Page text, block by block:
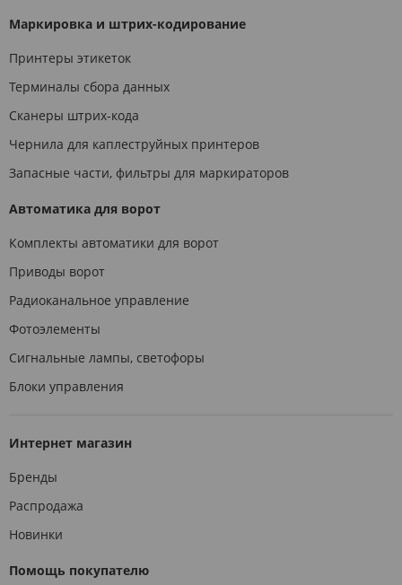
Маркировка и штрих-кодирование
Принтеры этикеток
Терминалы сбора данных
Сканеры штрих-кода
Чернила для каплеструйных принтеров
Запасные части, фильтры для маркираторов
Автоматика для ворот
Комплекты автоматики для ворот
Приводы ворот
Радиоканальное управление
Фотоэлементы
Сигнальные лампы, светофоры
Блоки управления
Интернет магазин
Бренды
Распродажа
Новинки
Помощь покупателю